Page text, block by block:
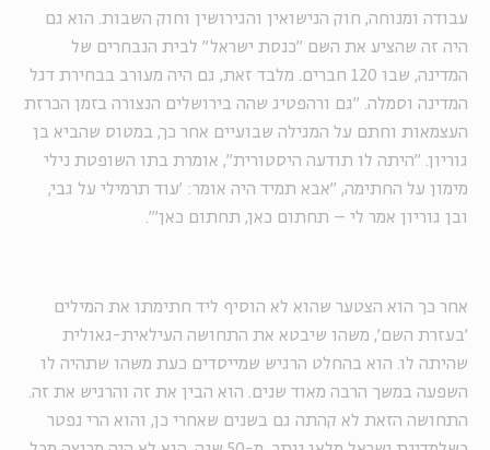
עבודה ומנוחה, חוק הנישואין והגירושין וחוק השבות. הוא גם
היה זה שהציע את השם "כנסת ישראל" לבית הנבחרים של
המדינה, שבו 120 חברים. מלבד זאת, גם היה מעורב בבחירת דגל
המדינה וסמלה. "גם ורהפטיג שהה בירושלים הנצורה בזמן הכרזת
העצמאות וחתם על המגילה שבועיים אחר כך, במטוס שהביא בן
גוריון. "היתה לו תודעה היסטורית", אומרת בתו השופטת נילי
מימון על החתימה, "אבא תמיד היה אומר: 'עוד תרמילי על גבי,
ובן גוריון אמר לי – תחתום כאן, תחתום כאן'".
אחר כך הוא הצטער שהוא לא הוסיף ליד חתימתו את המילים
'בעזרת השם', משהו שיבטא את התחושה העילאית-גאולית
שהיתה לו. הוא בהחלט הרגיש שמייסדים כעת משהו שתהיה לו
השפעה במשך הרבה מאוד שנים. הוא הבין את זה והרגיש את זה.
התחושה הזאת לא קהתה גם בשנים שאחרי כן, והוא הרי נפטר